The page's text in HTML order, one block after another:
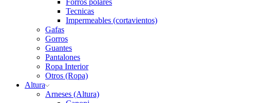
Forros polares
Tecnicas
Impermeables (cortavientos)
Gafas
Gorros
Guantes
Pantalones
Ropa Interior
Otros (Ropa)
Altura
Arneses (Altura)